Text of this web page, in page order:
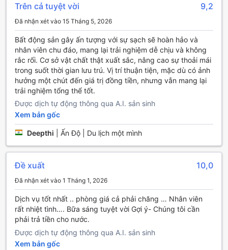
tiết kiệm thời gian và công sức trong việc chăm sóc quần
áo của mình trong suốt thời gian lưu trú.
Khách sạn còn trang bị các tiện ích an toàn như két sắt để
bảo vệ tài sản cá nhân của bạn. Đội ngũ concierge chuyên
nghiệp luôn sẵn sàng hỗ trợ bạn với các yêu cầu và thông
tin cần thiết để khám phá thành phố Bangalore. Đặc biệt,
bạn có thể kết nối internet miễn phí trong tất cả các phòng
và khu vực công cộng, giúp bạn dễ dàng giữ liên lạc và
truy cập thông tin. Với dịch vụ nhận và trả phòng nhanh
chóng, cùng với dịch vụ lưu trữ hành lý, De Mandarin
Bangalore đảm bảo mang đến cho bạn trải nghiệm lưu trú
thoải mái và thuận tiện nhất.
De Mandarin Bangalore tự hào cung cấp một loạt các tiện
nghiệm thoải mái và thuận tiện nhất trong suốt thời gian lưu
trú. Dịch vụ đưa đón sân bay chuyên nghiệp sẽ giúp bạn
dễ dàng di chuyển từ sân bay đến khách sạn mà không
phải lo lắng về việc tìm kiếm phương tiện. Đội ngũ tài xế
thân thiện và tận tâm sẽ chào đón bạn ngay khi bạn đặt
chân đến Bangalore, mang đến cho bạn sự yên tâm ngay
từ những phút đầu tiên.
Trên cả tuyệt vời 9,2
Đã nhận xét vào 15 Tháng 5, 2026
Bất động sản gây ấn tượng với sự sạch sẽ hoàn hảo và
nhân viên chu đáo, mang lại trải nghiệm dễ chịu và không
rắc rối. Cơ sở vật chất thật xuất sắc, nâng cao sự thoải mái
trong suốt thời gian lưu trú. Vị trí thuận tiện, mặc dù có ảnh
hưởng một chút đến giá trị đồng tiền, nhưng vẫn mang lại
trải nghiệm tổng thể tốt.
Được dịch tự động thông qua A.I. sản sinh
Xem bản gốc
Deepthi Ấn Độ | Du lịch một mình
Đề xuất 10,0
Đã nhận xét vào 1 Tháng 1, 2026
Dịch vụ tốt nhất .. phòng giá cả phải chăng … Nhân viên
rất nhiệt tình…. Bữa sáng tuyệt vời Gợi ý- Chúng tôi cần
phải trả tiền cho nước.
Được dịch tự động thông qua A.I. sản sinh
Xem bản gốc